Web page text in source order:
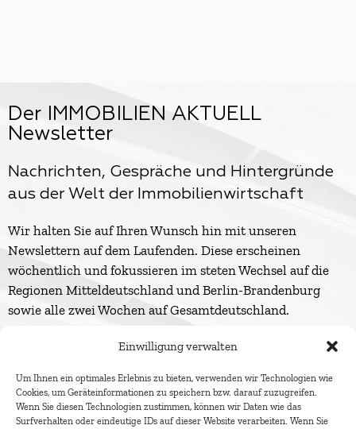
Einwilligung verwalten
Um Ihnen ein optimales Erlebnis zu bieten, verwenden wir Technologien wie
Cookies, um Geräteinformationen zu speichern bzw. darauf zuzugreifen.
Wenn Sie diesen Technologien zustimmen, können wir Daten wie das
Surfverhalten oder eindeutige IDs auf dieser Website verarbeiten. Wenn Sie
Der IMMOBILIEN AKTUELL
Newsletter
Nachrichten, Gespräche und Hintergründe
aus der Welt der Immobilienwirtschaft
Wir halten Sie auf Ihren Wunsch hin mit unseren
Newslettern auf dem Laufenden. Diese erscheinen
wöchentlich und fokussieren im steten Wechsel auf die
Regionen Mitteldeutschland und Berlin-Brandenburg
sowie alle zwei Wochen auf Gesamtdeutschland.